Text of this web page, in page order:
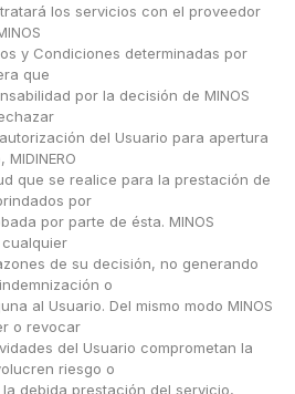
los servicios con el proveedor
y Condiciones determinadas por
que
por la decisión de MINOS
del Usuario para apertura
que se realice para la prestación de
por
por parte de ésta. MINOS
cualquier
de su decisión, no generando
o
al Usuario. Del mismo modo MINOS
o revocar
del Usuario comprometan la
riesgo o
debida prestación del servicio,